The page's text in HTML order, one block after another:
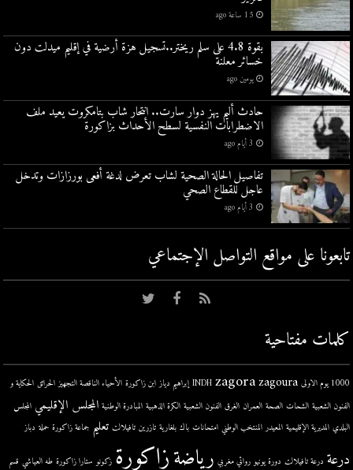
15 ساعة ago
بقوة 4.8 على سلم ريختر..تسجيل هزة أرضية في إقليم ميدلت دون
خسائر معلنة
يومين ago
حادث أليم يهز دوار سارت.. انتحار شاب بتامكروت يعيد ملف
الاضطرابات النفسية لسطح الأحداث بزاكورة
3 أيام ago
تفاصيل الحالة الصحية لشاب تعرض لدغة أفعى بورزازات وتدخل
عاجل للقطاع الصحي
3 أيام ago
تابعونا على مواقع التواصل اﻹجتماعي
كلمات مفتاحية
1000 يوم الاولى INDH zagora zagoura إبراهيم دياز ابن زاكورة الأحياء الناقصة التجهيز الحرائق الحكاية و
الفنون الشعبية الشحات الصحة العمران الغرق الفنون الشعبية الكرة الذهبية المبادرة الوطنية المجلس الإقليمي المجلس
البلدي المديرية الإقليمية المعيدر المنتخب الوطني امتحانات باك بلغارية تازرين تافيلالت تعليم جماعة زاكورة حملة دباز
درعة درعة تافيلالت دورة يونيو روائي مغربي رياضةزاكورة زكونو ستارا زاكورة طه العياشي قسم